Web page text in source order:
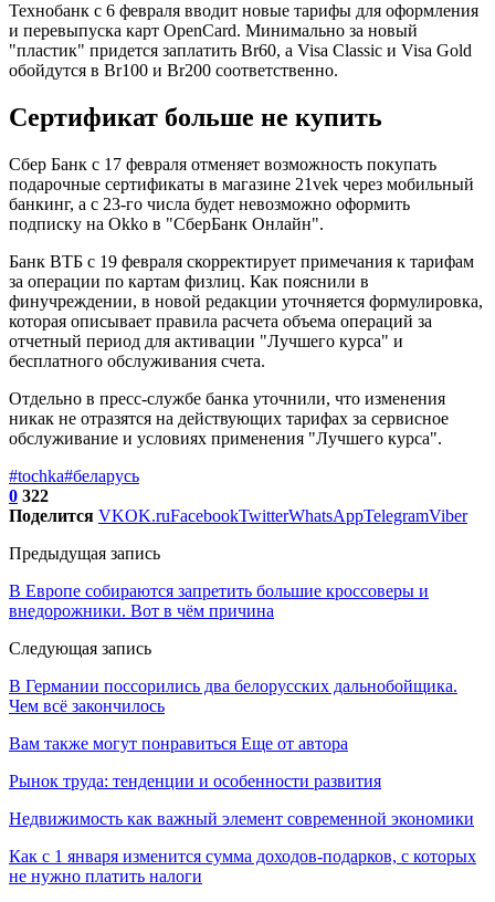
Технобанк с 6 февраля вводит новые тарифы для оформления
и перевыпуска карт OpenCard. Минимально за новый
"пластик" придется заплатить Br60, а Visa Classic и Visa Gold
обойдутся в Br100 и Br200 соответственно.
Сертификат больше не купить
Сбер Банк с 17 февраля отменяет возможность покупать
подарочные сертификаты в магазине 21vek через мобильный
банкинг, а с 23-го числа будет невозможно оформить
подписку на Okko в "СберБанк Онлайн".
Банк ВТБ с 19 февраля скорректирует примечания к тарифам
за операции по картам физлиц. Как пояснили в
финучреждении, в новой редакции уточняется формулировка,
которая описывает правила расчета объема операций за
отчетный период для активации "Лучшего курса" и
бесплатного обслуживания счета.
Отдельно в пресс-службе банка уточнили, что изменения
никак не отразятся на действующих тарифах за сервисное
обслуживание и условиях применения "Лучшего курса".
#tochka#беларусь
0 322
Поделится VKOK.ruFacebookTwitterWhatsAppTelegramViber
Предыдущая запись
В Европе собираются запретить большие кроссоверы и
внедорожники. Вот в чём причина
Следующая запись
В Германии поссорились два белорусских дальнобойщика.
Чем всё закончилось
Вам также могут понравиться Еще от автора
Рынок труда: тенденции и особенности развития
Недвижимость как важный элемент современной экономики
Как с 1 января изменится сумма доходов-подарков, с которых
не нужно платить налоги